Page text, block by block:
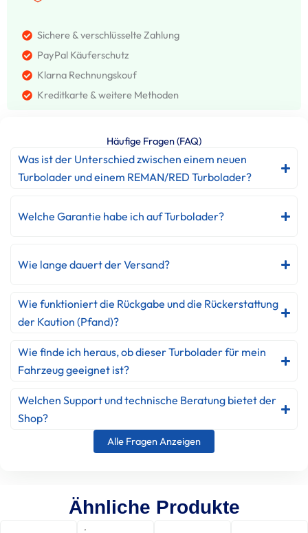
Sichere & verschlüsselte Zahlung
PayPal Käuferschutz
Klarna Rechnungskouf
Kreditkarte & weitere Methoden
Häufige Fragen (FAQ)
Was ist der Unterschied zwischen einem neuen
Turbolader und einem REMAN/RED Turbolader?
Welche Garantie habe ich auf Turbolader?
Wie lange dauert der Versand?
Wie funktioniert die Rückgabe und die Rückerstattung
der Kaution (Pfand)?
Wie finde ich heraus, ob dieser Turbolader für mein
Fahrzeug geeignet ist?
Welchen Support und technische Beratung bietet der
Shop?
Alle Fragen Anzeigen
Ähnliche Produkte